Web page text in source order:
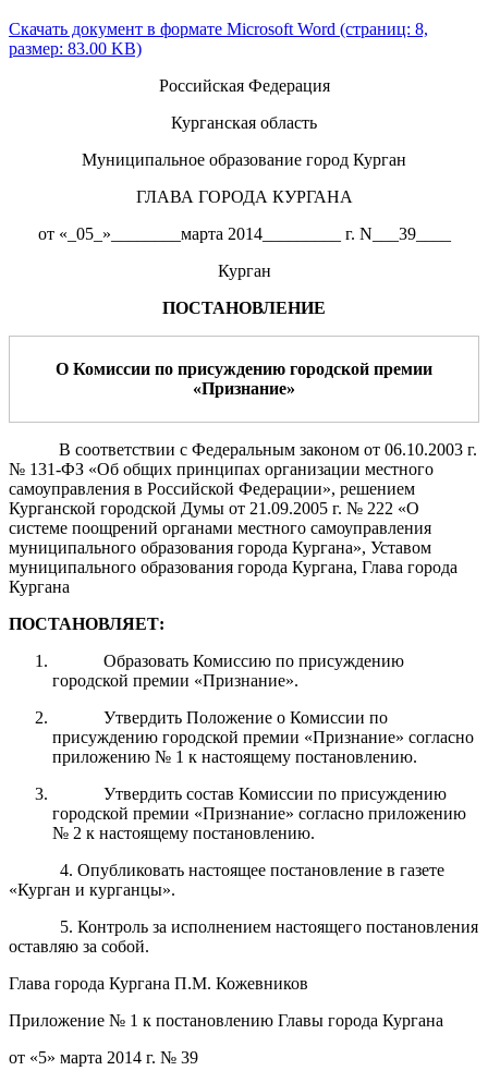
Скачать документ в формате Microsoft Word (страниц: 8,
размер: 83.00 KB)
Российская Федерация
Курганская область
Муниципальное образование город Курган
ГЛАВА ГОРОДА КУРГАНА
от «_05_»________марта 2014_________ г. N___39____
Курган
ПОСТАНОВЛЕНИЕ
О Комиссии по присуждению городской премии
«Признание»
В соответствии с Федеральным законом от 06.10.2003 г.
№ 131-ФЗ «Об общих принципах организации местного
самоуправления в Российской Федерации», решением
Курганской городской Думы от 21.09.2005 г. № 222 «О
системе поощрений органами местного самоуправления
муниципального образования города Кургана», Уставом
муниципального образования города Кургана, Глава города
Кургана
ПОСТАНОВЛЯЕТ:
Образовать Комиссию по присуждению
городской премии «Признание».
Утвердить Положение о Комиссии по
присуждению городской премии «Признание» согласно
приложению № 1 к настоящему постановлению.
Утвердить состав Комиссии по присуждению
городской премии «Признание» согласно приложению
№ 2 к настоящему постановлению.
4. Опубликовать настоящее постановление в газете
«Курган и курганцы».
5. Контроль за исполнением настоящего постановления
оставляю за собой.
Глава города Кургана П.М. Кожевников
Приложение № 1 к постановлению Главы города Кургана
от «5» марта 2014 г. № 39